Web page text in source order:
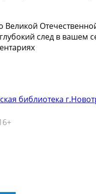
Великой
след в вашем
библиотека